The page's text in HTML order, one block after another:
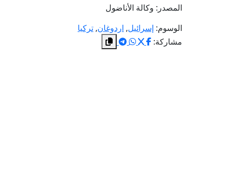
المصدر: وكالة الأناضول
الوسوم: إسرائيل, اردوغان, تركيا
مشاركة: